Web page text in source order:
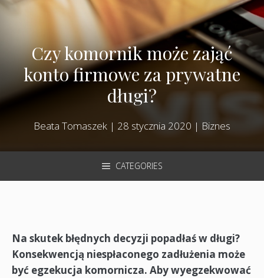
Czy komornik może zająć
konto firmowe za prywatne
długi?
Beata Tomaszek | 28 stycznia 2020 | Biznes
CATEGORIES
Na skutek błędnych decyzji popadłaś w długi?
Konsekwencją niespłaconego zadłużenia może
być egzekucja komornicza. Aby wyegzekwować